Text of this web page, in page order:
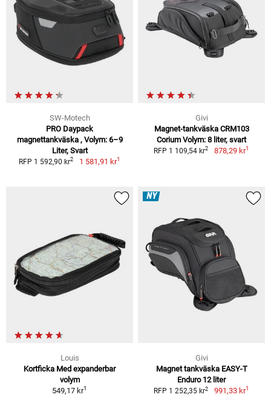
SW-Motech
PRO Daypack
magnettankväska , Volym: 6–9
Liter, Svart
RFP 1 592,90 kr2 1 581,91 kr1
Givi
Magnet-tankväska CRM103
Corium Volym: 8 liter, svart
RFP 1 109,54 kr2 878,29 kr1
Louis
Kortficka Med expanderbar
volym
549,17 kr1
NY
Givi
Magnet tankväska EASY-T
Enduro 12 liter
RFP 1 252,35 kr2 991,33 kr1